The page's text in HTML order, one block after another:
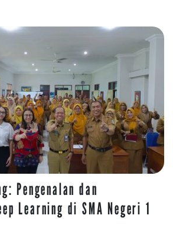
Pengenalan dan
Learning di SMA Negeri 1